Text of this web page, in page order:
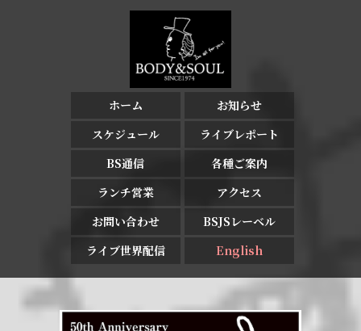
ホーム
お知らせ
スケジュール
ライブレポート
BS通信
各種ご案内
ランチ営業
アクセス
お問い合わせ
BSJSレーベル
ライブ世界配信
English